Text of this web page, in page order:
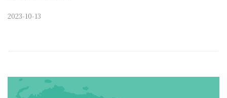
2023-10-13